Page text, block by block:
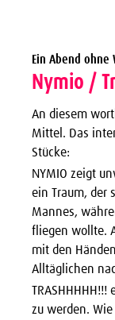
Ein Abend
Nymio /
An diesem
Mittel. Das
Stücke:
NYMIO zeigt
ein Traum, der
Mannes,
fliegen wollte.
mit den
Alltäglichen
zu werden.